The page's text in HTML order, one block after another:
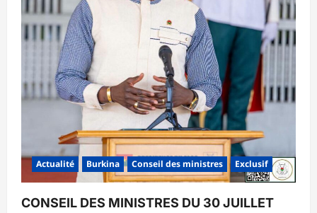
Actualité Burkina Conseil des ministres Exclusif
CONSEIL DES MINISTRES DU 30 JUILLET